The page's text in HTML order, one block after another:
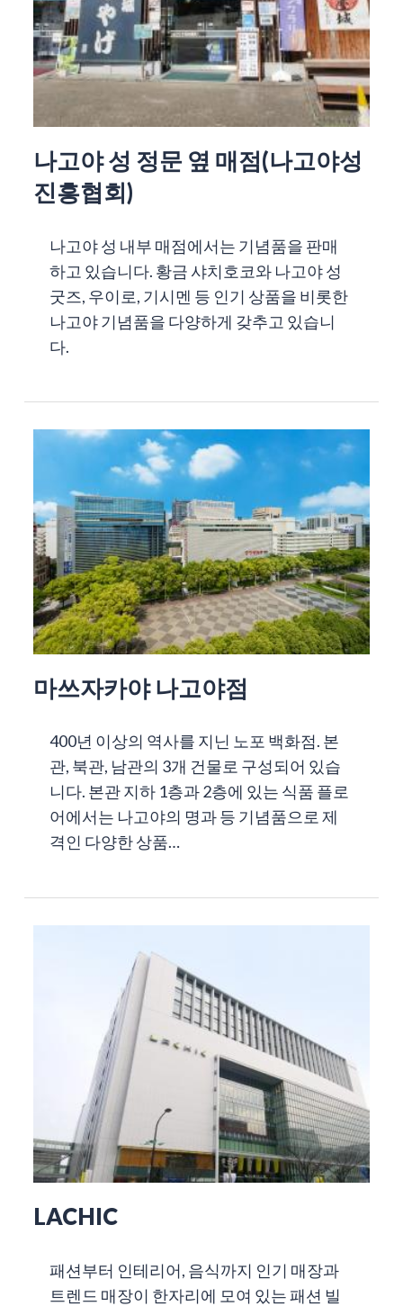
나고야 성 정문 옆 매점(나고야성
진흥협회)
나고야 성 내부 매점에서는 기념품을 판매
하고 있습니다. 황금 샤치호코와 나고야 성
굿즈, 우이로, 기시멘 등 인기 상품을 비롯한
나고야 기념품을 다양하게 갖추고 있습니
다.
마쓰자카야 나고야점
400년 이상의 역사를 지닌 노포 백화점. 본
관, 북관, 남관의 3개 건물로 구성되어 있습
니다. 본관 지하 1층과 2층에 있는 식품 플로
어에서는 나고야의 명과 등 기념품으로 제
격인 다양한 상품…
LACHIC
패션부터 인테리어, 음식까지 인기 매장과
트렌드 매장이 한자리에 모여 있는 패션 빌